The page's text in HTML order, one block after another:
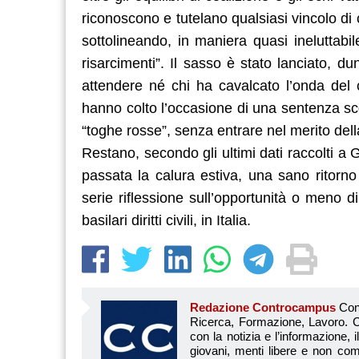
riconoscono e tutelano qualsiasi vincolo
sottolineando, in maniera quasi
risarcimenti”. Il sasso è stato lanciato,
attendere né chi ha cavalcato l’onda
hanno colto l’occasione di una sentenza
“toghe rosse”, senza entrare nel merito
Restano, secondo gli ultimi dati raccolti a
passata la calura estiva, una sano
serie riflessione sull’opportunità o meno
basilari diritti civili, in Italia.
Redazione Controcampus Controcampus è Il magazine più letto dai giovani su: Scuola, Università, Ricerca, Formazione, Lavoro. Controcampus nasce nell’ottobre 2001 con la missione di affiancare con la notizia e l’informazione, il mondo dell’istruzione e dell’università. Il suo cuore pulsante sono i giovani, menti libere e non compromesse da nessun interesse di parte. Il progetto è ambizioso e Controcampus cresce e si evolve arricchendo il proprio staff con nuovi giovani vogliosi di